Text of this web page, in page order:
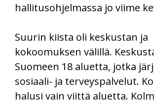
hallitusohjelmassa jo viime
Suurin kiista oli keskustan ja
kokoomuksen välillä.
Suomeen 18 aluetta, jotka
sosiaali- ja terveyspalvelut.
halusi vain viittä aluetta.